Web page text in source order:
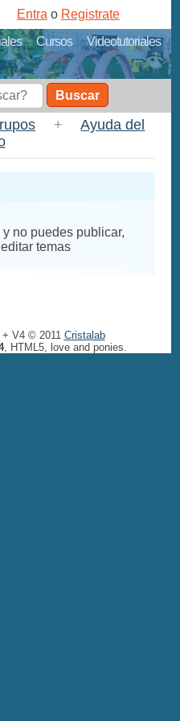
Cursos
Videotutoriales
Entra o Registrate
Buscar
+
Ayuda del
no puedes publicar,
temas
V4 © 2011 Cristalab
, HTML5, love and ponies.